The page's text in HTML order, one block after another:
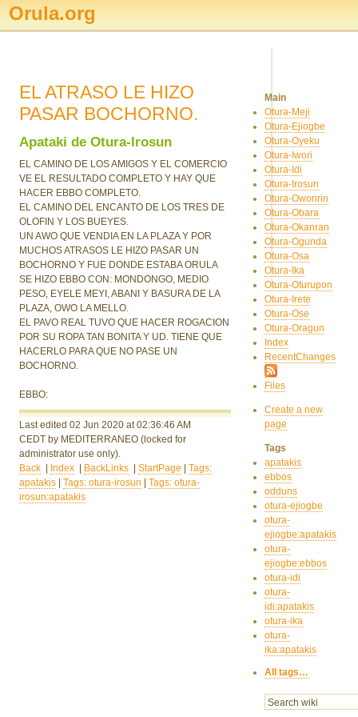
Orula.org
EL ATRASO LE HIZO
PASAR BOCHORNO.
Apataki de Otura-Irosun
EL CAMINO DE LOS AMIGOS Y EL COMERCIO
VE EL RESULTADO COMPLETO Y HAY QUE
HACER EBBO COMPLETO.
EL CAMINO DEL ENCANTO DE LOS TRES DE
OLOFIN Y LOS BUEYES.
UN AWO QUE VENDIA EN LA PLAZA Y POR
MUCHOS ATRASOS LE HIZO PASAR UN
BOCHORNO Y FUE DONDE ESTABA ORULA
SE HIZO EBBO CON: MONDONGO, MEDIO
PESO, EYELE MEYI, ABANI Y BASURA DE LA
PLAZA, OWO LA MELLO.
EL PAVO REAL TUVO QUE HACER ROGACION
POR SU ROPA TAN BONITA Y UD. TIENE QUE
HACERLO PARA QUE NO PASE UN
BOCHORNO.
EBBO:
Last edited 02 Jun 2020at 02:36:46 AM
CEDTby MEDITERRANEO(locked for
administrator use only).
Back | Index | BackLinks |StartPage |Tags:
apatakis |Tags: otura-irosun |Tags: otura-
irosun:apatakis
Main
Otura-Meji
Otura-Ejiogbe
Otura-Oyeku
Otura-Iwori
Otura-Idi
Otura-Irosun
Otura-Owonrin
Otura-Obara
Otura-Okanran
Otura-Ogunda
Otura-Osa
Otura-Ika
Otura-Oturupon
Otura-Irete
Otura-Ose
Otura-Oragun
Index
RecentChanges
Files
Create a new
page
Tags
apatakis
ebbos
odduns
otura-ejiogbe
otura-
ejiogbe:apatakis
otura-
ejiogbe:ebbos
otura-idi
otura-
idi:apatakis
otura-ika
otura-
ika:apatakis
All tags…